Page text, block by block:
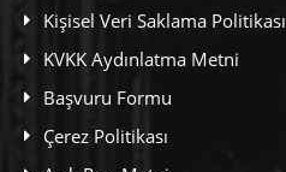
Kişisel Veri Saklama Politikası
KVKK Aydınlatma Metni
Başvuru Formu
Çerez Politikası